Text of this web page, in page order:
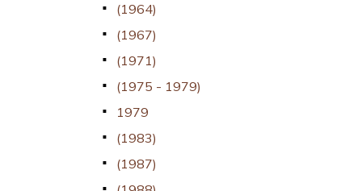
(1964)
(1967)
(1971)
(1975 - 1979)
1979
(1983)
(1987)